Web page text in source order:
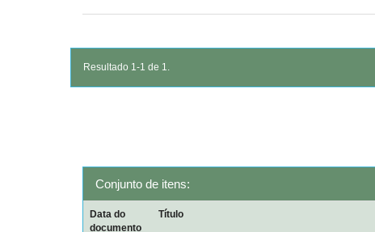
Resultado 1-1 de 1.
Conjunto de itens:
Data do
documento
Título